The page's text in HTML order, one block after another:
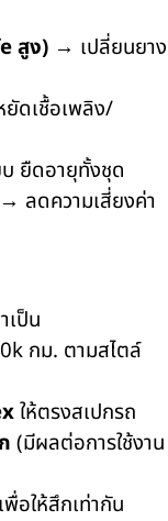
สูง) → เปลี่ยนยาง
ยัดเชื้อเพลิง/
ยืดอายุทั้งชุด
→ ลดความเสี่ยงค่า
เป็น
กม. ตามสไตล์
ให้ตรงสเปกรถ
(มีผลต่อการใช้งาน
เพื่อให้สึกเท่ากัน